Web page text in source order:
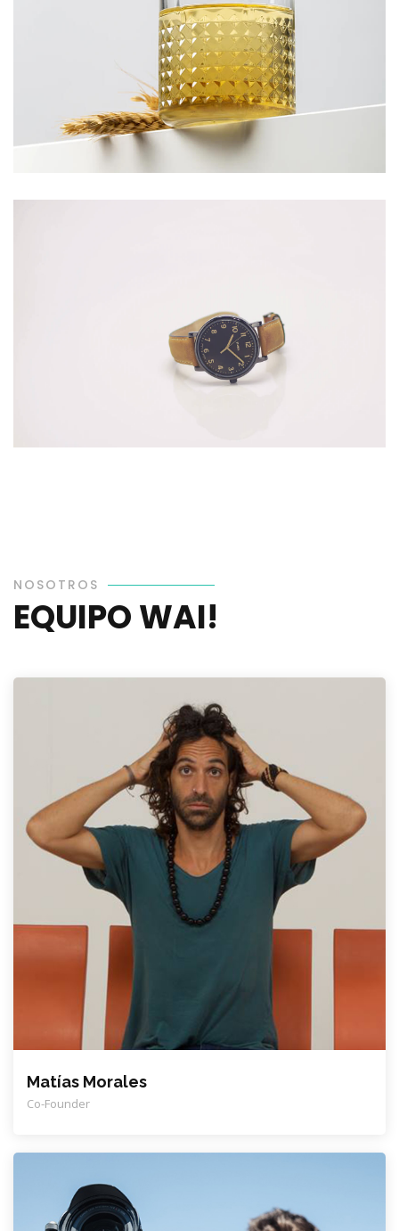
NOSOTROS
EQUIPO WAI!
Matías Morales
Co-Founder